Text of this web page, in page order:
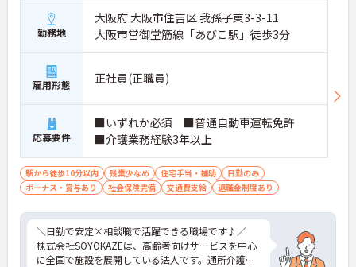
幅広い業務に関われるポジションです。
・相談業務を中心に契約や調整業務も対応
→ “支援の中心”として活躍できます
■ 成長できる研修で安心スタート♪
経験に応じて学べる環境が整っています。
・入職後の基礎研修から段階的に学べる
・継続的な教育体制が整っている
・管理職やケアマネへのキャリア展開も可能
→ 将来を見据えて働ける環境です
■ 安定基盤×地域密着の安心環境♪
長く働きやすい法人です。
・全国規模の施設ネットワークを展開
勤務地
大阪府 大阪市住吉区 我孫子東3-3-11
大阪市営御堂筋線「あびこ駅」徒歩3分
雇用形態 正社員(正職員)
応募要件
■いずれか必須 ■普通自動車運転免許
■介護業務経験3年以上
駅から徒歩10分以内 残業少なめ 住宅手当・補助
日勤のみ
ボーナス・賞与あり
社会保険完備 交通費支給 退職金制度あり
＼日勤で安定×相談職で活躍できる職場です♪／
株式会社SOYOKAZEは、高齢者向けサービスを中心
に全国で施設を展開している法人です。通所介護や